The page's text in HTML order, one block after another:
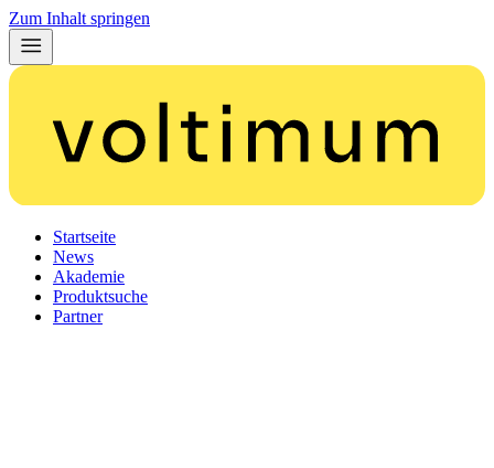
Zum Inhalt springen
Startseite
News
Akademie
Produktsuche
Partner